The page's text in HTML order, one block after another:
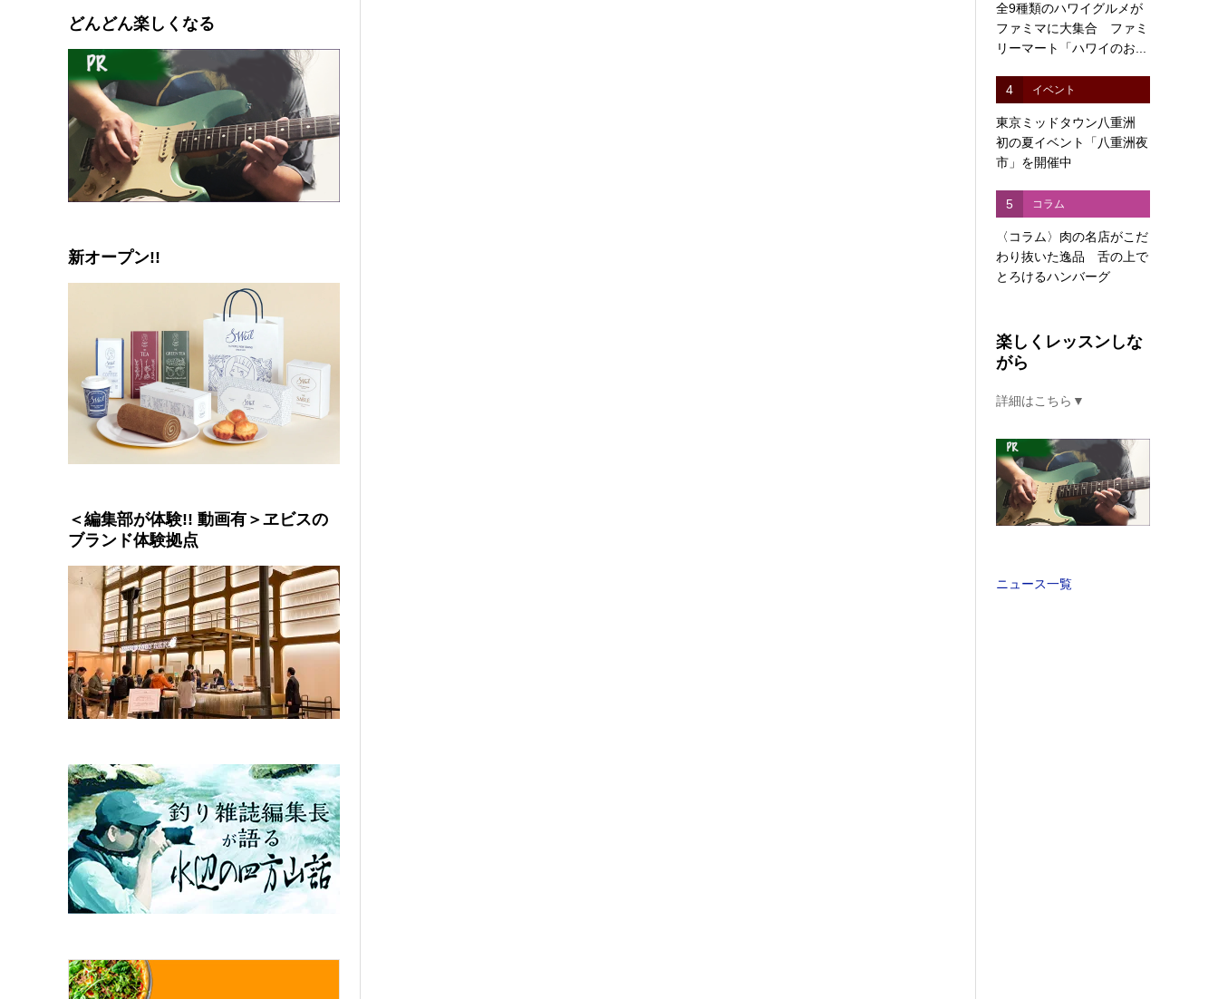
全9種類のハワイグルメが
ファミマに大集合 ファミ
リーマート「ハワイのお...
4 イベント
東京ミッドタウン八重洲
初の夏イベント「八重洲夜
市」を開催中
5 コラム
〈コラム〉肉の名店がこだ
わり抜いた逸品 舌の上で
とろけるハンバーグ
楽しくレッスンしな
がら
詳細はこちら▼
ニュース一覧
どんどん楽しくなる
新オープン!!
＜編集部が体験!! 動画有＞ヱビスの
ブランド体験拠点